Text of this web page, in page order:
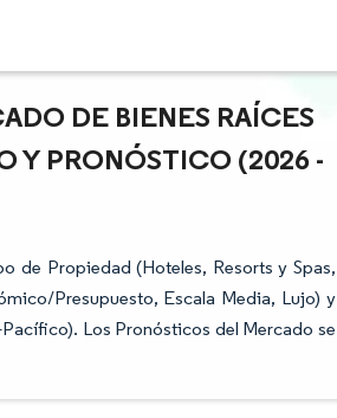
DE BIENES RAÍCES
Y PRONÓSTICO (2026 -
de Propiedad (Hoteles, Resorts y Spas,
Presupuesto, Escala Media, Lujo) y
Los Pronósticos del Mercado se